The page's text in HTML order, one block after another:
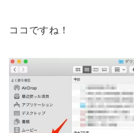
ココですね！